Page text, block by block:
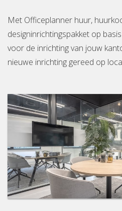
Met Officeplanner huur,
designinrichtingspakket op
voor de inrichting van jouw
nieuwe inrichting gereed op